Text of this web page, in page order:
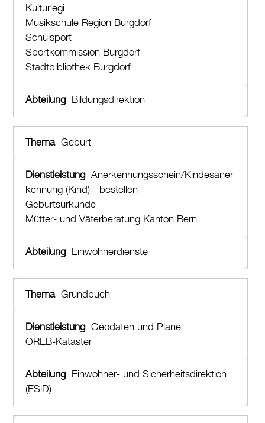
Kulturlegi
Musikschule Region Burgdorf
Schulsport
Sportkommission Burgdorf
Stadtbibliothek Burgdorf
Bildungsdirektion
Geburt
Anerkennungsschein/Kindesaner
kennung (Kind) - bestellen
Geburtsurkunde
Mütter- und Väterberatung Kanton Bern
Einwohnerdienste
Grundbuch
Geodaten und Pläne
ÖREB-Kataster
Einwohner- und Sicherheitsdirektion
(ESiD)